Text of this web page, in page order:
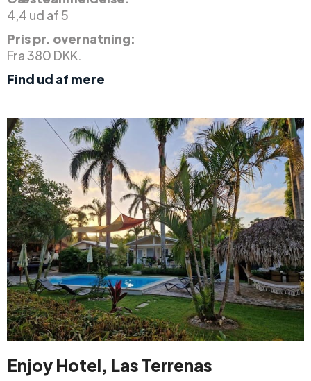
4,4 ud af 5
Pris pr. overnatning:
Fra 380 DKK.
Find ud af mere
Enjoy Hotel, Las Terrenas